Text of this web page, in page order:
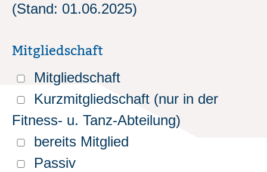
(Stand: 01.06.2025)
Mitgliedschaft
Mitgliedschaft
Kurzmitgliedschaft (nur in der
Fitness- u. Tanz-Abteilung)
bereits Mitglied
Passiv